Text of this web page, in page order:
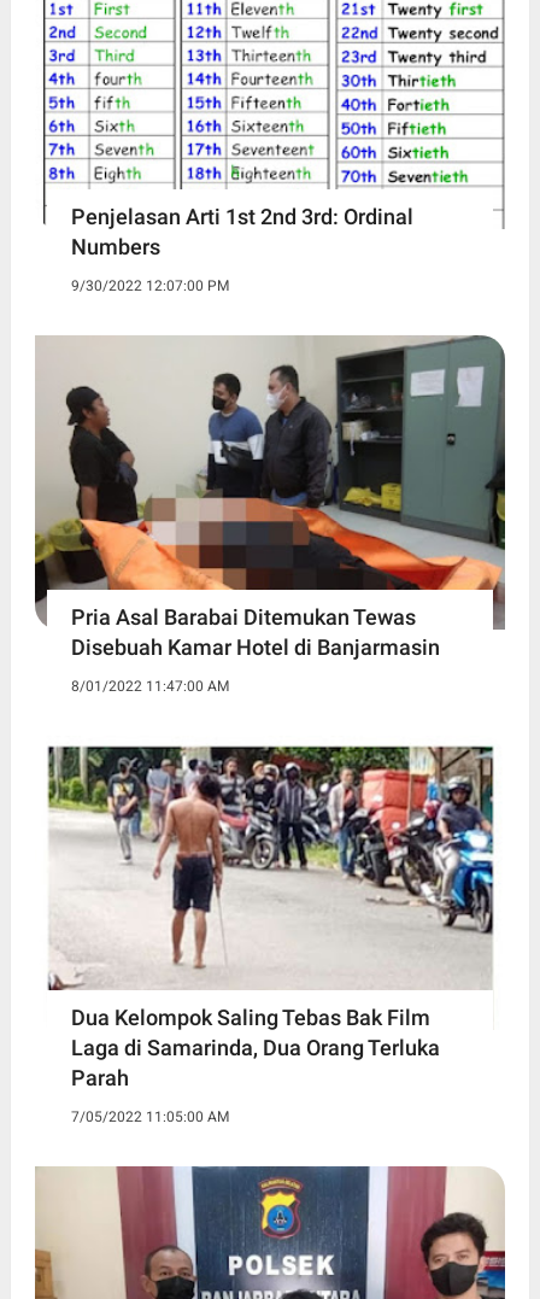
Penjelasan Arti 1st 2nd 3rd: Ordinal
Numbers
9/30/2022 12:07:00 PM
Pria Asal Barabai Ditemukan Tewas
Disebuah Kamar Hotel di Banjarmasin
8/01/2022 11:47:00 AM
Dua Kelompok Saling Tebas Bak Film
Laga di Samarinda, Dua Orang Terluka
Parah
7/05/2022 11:05:00 AM